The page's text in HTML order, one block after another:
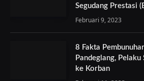
Segudang Prestasi
Februari 9, 2023
8 Fakta
Pandeglang,
ke Korban